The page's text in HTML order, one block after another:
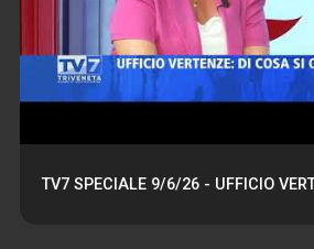
TV7 SPECIALE 9/6/26 - UFFICIO